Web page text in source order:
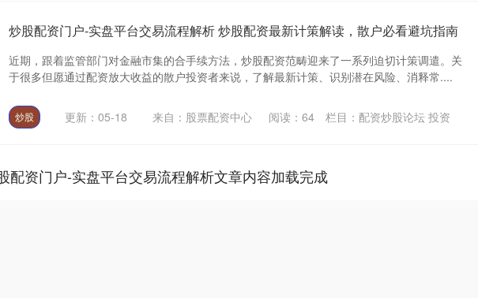
炒股配资门户-实盘平台交易流程解析 炒股配资最新计策解读，散户必看避坑指南
近期，跟着监管部门对金融市集的合手续方法，炒股配资范畴迎来了一系列迫切计策调遣。关
于很多但愿通过配资放大收益的散户投资者来说，了解最新计策、识别潜在风险、消释常....
炒股 更新：05-18 来自：股票配资中心 阅读： 64 栏目： 配资炒股论坛 投资
配资门户-实盘平台交易流程解析文章内容加载完成